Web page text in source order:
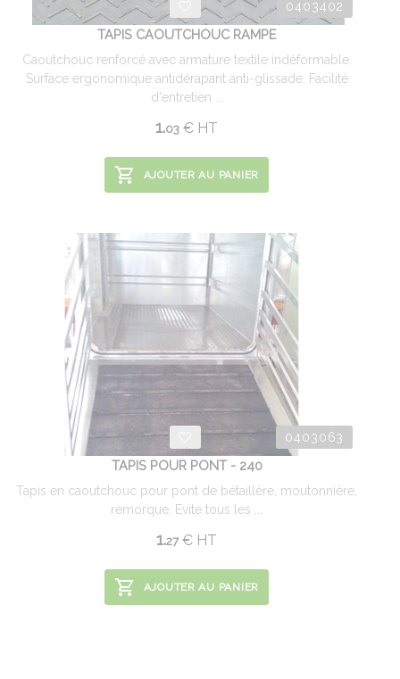
0403402
TAPIS CAOUTCHOUC RAMPE
Caoutchouc renforcé avec armature textile indéformable.
Surface ergonomique antidérapant anti-glissade. Facilité
d'entretien ...
1.03 € HT
AJOUTER AU PANIER
0403063
TAPIS POUR PONT - 240
Tapis en caoutchouc pour pont de bétaillère, moutonnière,
remorque. Evite tous les ...
1.27 € HT
AJOUTER AU PANIER